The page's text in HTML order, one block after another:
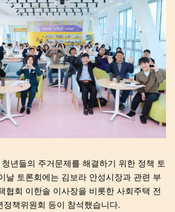
년들의 주거문제를 해결하기 위한 정책 토
날 토론회에는 김보라 안성시장과 관련 부
협회 이한솔 이사장을 비롯한 사회주택 전
정책위원회 등이 참석했습니다.